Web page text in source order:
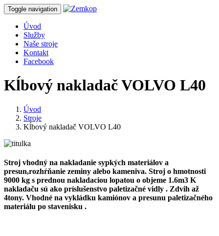
Toggle navigation
Úvod
Služby
Naše stroje
Kontakt
Facebook
Kĺbový nakladač VOLVO L40
Úvod
Stroje
Kĺbový nakladač VOLVO L40
Stroj vhodný na nakladanie sypkých materiálov a
presun,rozhŕňanie zeminy alebo kameniva. Stroj o hmotnosti
9000 kg s prednou nakladaciou lopatou o objeme 1.6m3 K
nakladaču sú ako príslušenstvo paletizačné vidly . Zdvih až
4tony. Vhodné na vykládku kamiónov a presunu paletizačného
materiálu po stavenisku .